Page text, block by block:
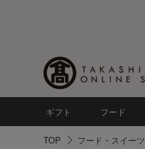
ギフト フード
TOP フード・スイーツ